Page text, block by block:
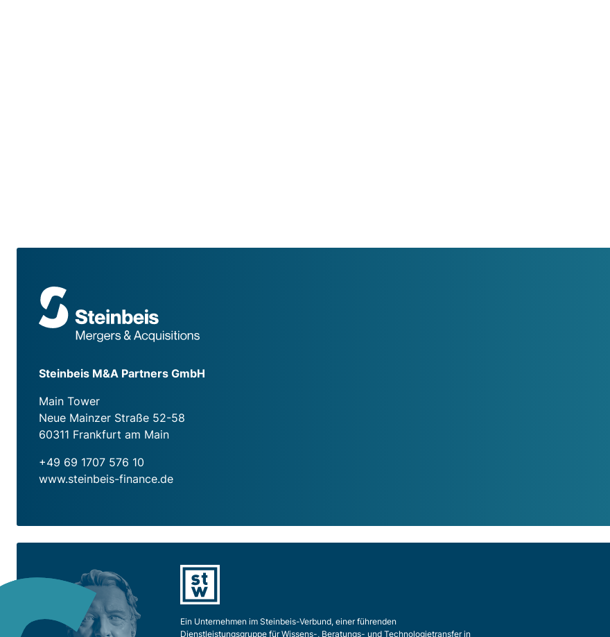
Steinbeis M&A Partners GmbH
Main Tower
Neue Mainzer Straße 52-58
60311 Frankfurt am Main
+49 69 1707 576 10
www.steinbeis-finance.de
Ein Unternehmen im Steinbeis-Verbund, einer führenden
Dienstleistungsgruppe für Wissens-, Beratungs- und Technologietransfer in